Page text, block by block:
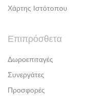
Χάρτης Ιστότοπου
Επιπρόσθετα
Δωροεπιταγές
Συνεργάτες
Προσφορές